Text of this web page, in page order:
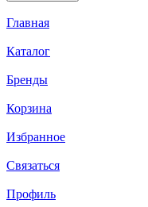
Главная
Каталог
Бренды
Корзина
Избранное
Связаться
Профиль